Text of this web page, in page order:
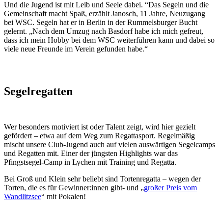
Und die Jugend ist mit Leib und Seele dabei. “Das Segeln und die
Gemeinschaft macht Spaß, erzählt Janosch, 11 Jahre, Neuzugang
bei WSC. Segeln hat er in Berlin in der Rummelsburger Bucht
gelernt. „Nach dem Umzug nach Basdorf habe ich mich gefreut,
dass ich mein Hobby bei dem WSC weiterführen kann und dabei so
viele neue Freunde im Verein gefunden habe.“
Segelregatten
Wer besonders motiviert ist oder Talent zeigt, wird hier gezielt
gefördert – etwa auf dem Weg zum Regattasport. Regelmäßig
mischt unsere Club-Jugend auch auf vielen auswärtigen Segelcamps
und Regatten mit. Einer der jüngsten Highlights war das
Pfingstsegel-Camp in Lychen mit Training und Regatta.
Bei Groß und Klein sehr beliebt sind Tortenregatta – wegen der
Torten, die es für Gewinner:innen gibt- und „großer Preis vom
Wandlitzsee“ mit Pokalen!